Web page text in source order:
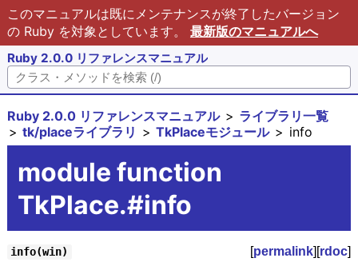
このマニュアルは既にメンテナンスが終了したバージョン
の Ruby を対象としています。 最新版のマニュアルへ
Ruby 2.0.0 リファレンスマニュアル
Ruby 2.0.0 リファレンスマニュアル
ライブラリ一覧
tk/placeライブラリ
TkPlaceモジュール info
module function
TkPlace.#info
info(win) [permalink][rdoc]